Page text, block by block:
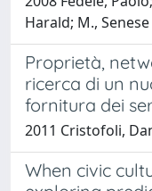
Harald; M., Senese
Proprietà,
ricerca di un
fornitura dei
2011 Cristofoli,
When civic